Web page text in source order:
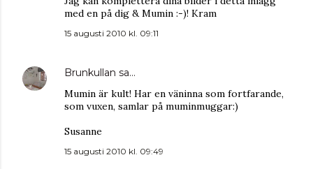
med en på dig & Mumin :-)! Kram
15 augusti 2010 kl. 09:11
Brunkullan sa…
Mumin är kult! Har en väninna som fortfarande,
som vuxen, samlar på muminmuggar:)
Susanne
15 augusti 2010 kl. 09:49